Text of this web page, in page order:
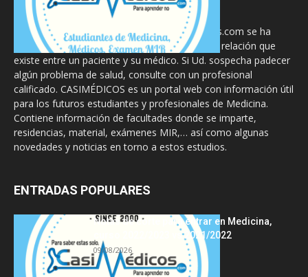
La información proporcionada en CasiMedicos.com se ha
diseñado para complementar, no substituir, la relación que
existe entre un paciente y su médico. Si Ud. sospecha padecer
algún problema de salud, consulte con un profesional
calificado. CASIMÉDICOS es un portal web con información útil
para los futuros estudiantes y profesionales de Medicina.
Contiene información de facultades donde se imparte,
residencias, material, exámenes MIR,… así como algunas
novedades y noticias en torno a estos estudios.
ENTRADAS POPULARES
Notas de corte para entrar en Medicina,
curso 2022/2023 vs 2021/2022
09/08/2026